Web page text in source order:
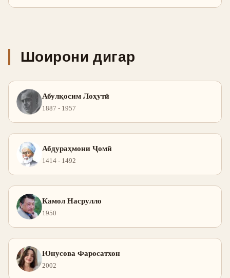
Шоирони дигар
Абулқосим Лоҳутӣ
1887 - 1957
Абдураҳмони Ҷомӣ
1414 - 1492
Камол Насрулло
1950
Юнусова Фаросатхон
2002